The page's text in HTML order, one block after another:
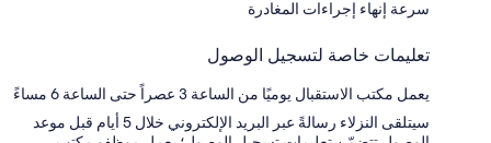
سرعة إنهاء إجراءات المغادرة
تعليمات خاصة لتسجيل الوصول
يعمل مكتب الاستقبال يوميًا من الساعة 3 عصراً حتى الساعة 6 مساءً
سيتلقى النزلاء رسالةً عبر البريد الإلكتروني خلال 5 أيام قبل موعد